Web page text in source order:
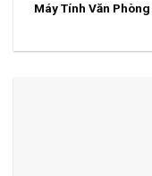
Máy Tính Văn